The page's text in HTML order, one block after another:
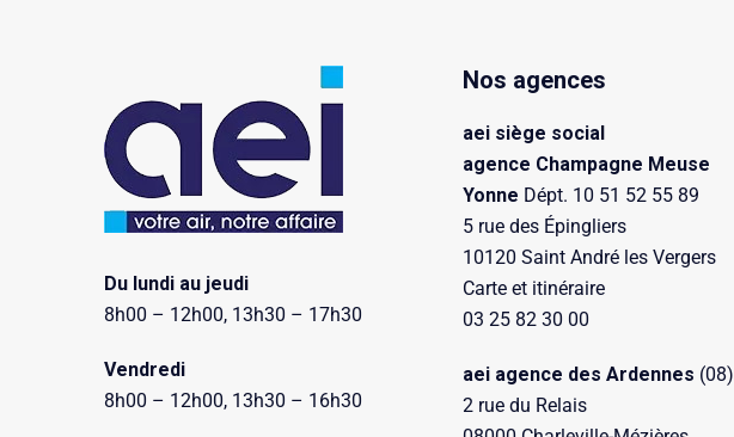
Du lundi au jeudi
8h00 – 12h00, 13h30 – 17h30
Vendredi
8h00 – 12h00, 13h30 – 16h30
Nos agences
aei siège social
agence Champagne Meuse
Yonne Dépt. 10 51 52 55 89
5 rue des Épingliers
10120 Saint André les Vergers
Carte et itinéraire
03 25 82 30 00
aei agence des Ardennes (08)
2 rue du Relais